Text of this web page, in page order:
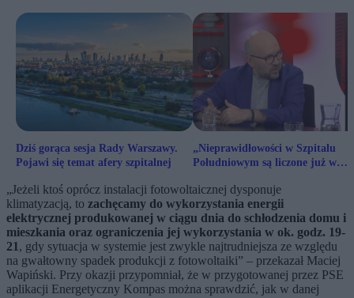
Dziś gorąca sesja Rady Warszawy.
Pojawi się temat afery szpitalnej
„Nieprawidłowości w Szpitalu
Południowym są liczone już w
„Jeżeli ktoś oprócz instalacji fotowoltaicznej dysponuje
klimatyzacją, to zachęcamy do wykorzystania energii
elektrycznej produkowanej w ciągu dnia do schłodzenia domu i
mieszkania oraz ograniczenia jej wykorzystania w ok. godz. 19-
21 , gdy sytuacja w systemie jest zwykle najtrudniejsza ze względu
na gwałtowny spadek produkcji z fotowoltaiki” – przekazał Maciej
Wapiński. Przy okazji przypomniał, że w przygotowanej przez PSE
aplikacji Energetyczny Kompas można sprawdzić, jak w danej